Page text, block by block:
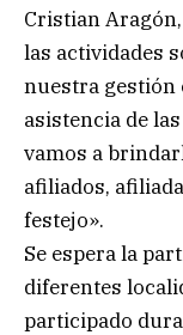
Cristian
las actividades
nuestra gestión
asistencia de
vamos a
afiliados,
festejo».
Se espera la
diferentes
participado